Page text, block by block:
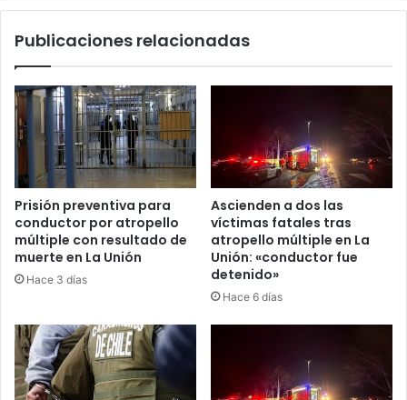
de
Publicaciones relacionadas
Prisión preventiva para
conductor por atropello
múltiple con resultado de
muerte en La Unión
Hace 3 días
Ascienden a dos las
víctimas fatales tras
atropello múltiple en La
Unión: «conductor fue
detenido»
Hace 6 días